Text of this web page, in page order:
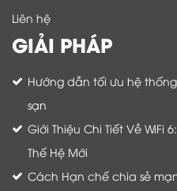
Liên hệ
GIẢI PHÁP
Hướng dẫn tối ưu hệ
sạn
Giới Thiệu Chi Tiết Về WiFi
Thế Hệ Mới
Cách Hạn chế chia sẻ